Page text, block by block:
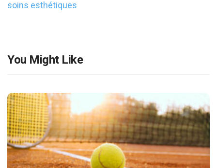
soins esthétiques
You Might Like